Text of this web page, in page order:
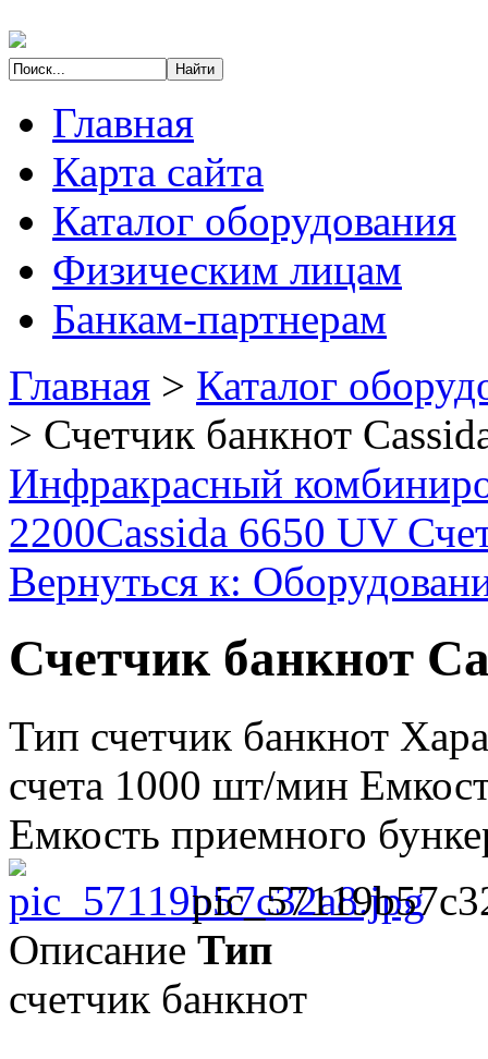
Главная
Карта сайта
Каталог оборудования
Физическим лицам
Банкам-партнерам
Главная > Каталог
> Счетчик банкнот
Инфракрасный
2200Cassida 6650 UV
Вернуться к:
Счетчик банкнот
Тип счетчик банкнот
счета 1000 шт/мин
Емкость приемного
Описание Тип
счетчик банкнот